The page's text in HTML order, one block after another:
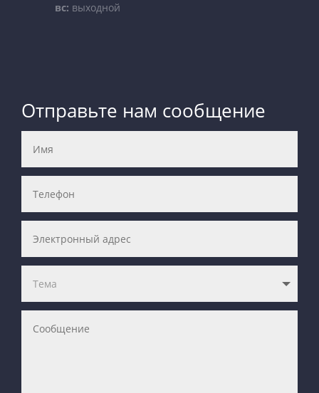
вс: выходной
Отправьте нам сообщение